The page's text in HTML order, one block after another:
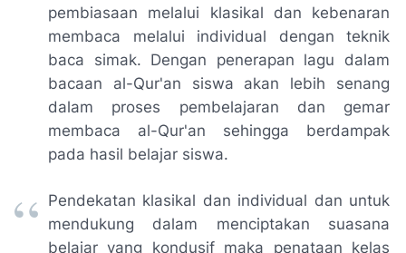
pembiasaan melalui klasikal dan kebenaran
membaca melalui individual dengan teknik
baca simak. Dengan penerapan lagu dalam
bacaan al-Qur'an siswa akan lebih senang
dalam proses pembelajaran dan gemar
membaca al-Qur'an sehingga berdampak
pada hasil belajar siswa.
Pendekatan klasikal dan individual dan untuk
mendukung dalam menciptakan suasana
belajar yang kondusif maka penataan kelas